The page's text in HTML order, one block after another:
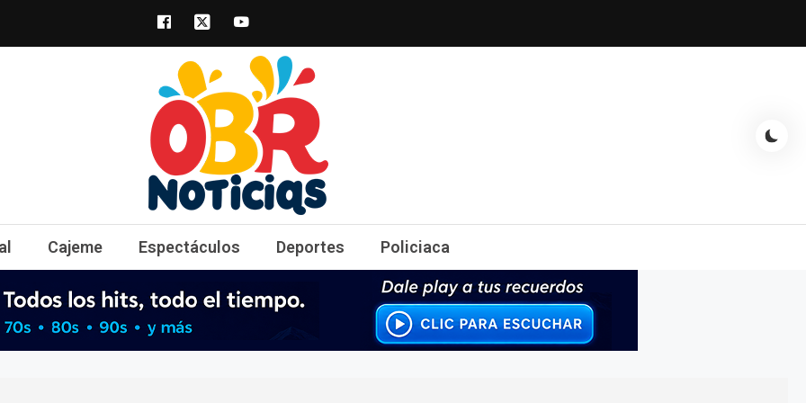
obrnoticias.com
obr noticias noticias, entretenimiento y espectáculos, entrevistas con famosos, showbizz, podcast, chismes y
Cajeme Espectáculos Deportes Policiaca